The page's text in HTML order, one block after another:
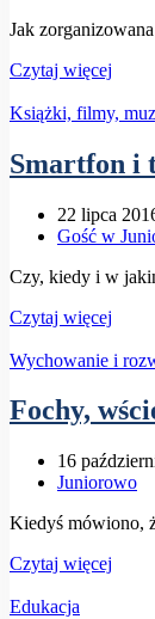
Jak
Czytaj więcej
Książki, filmy,
Smartfon i
22 lipca
Gość w
Czy, kiedy i w
Czytaj więcej
Wychowanie i
Fochy,
16
Juniorowo
Kiedyś mówiono,
Czytaj więcej
Edukacja